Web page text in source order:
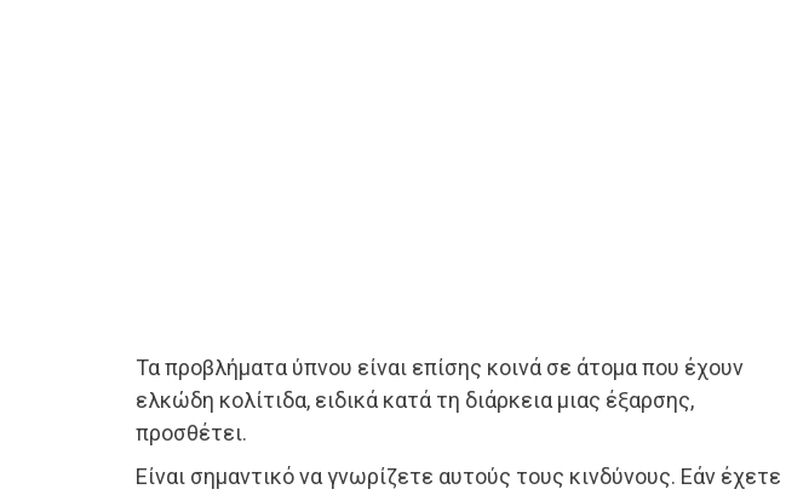
Τα προβλήματα ύπνου είναι επίσης κοινά σε άτομα που έχουν
ελκώδη κολίτιδα, ειδικά κατά τη διάρκεια μιας έξαρσης,
προσθέτει.
Είναι σημαντικό να γνωρίζετε αυτούς τους κινδύνους. Εάν έχετε